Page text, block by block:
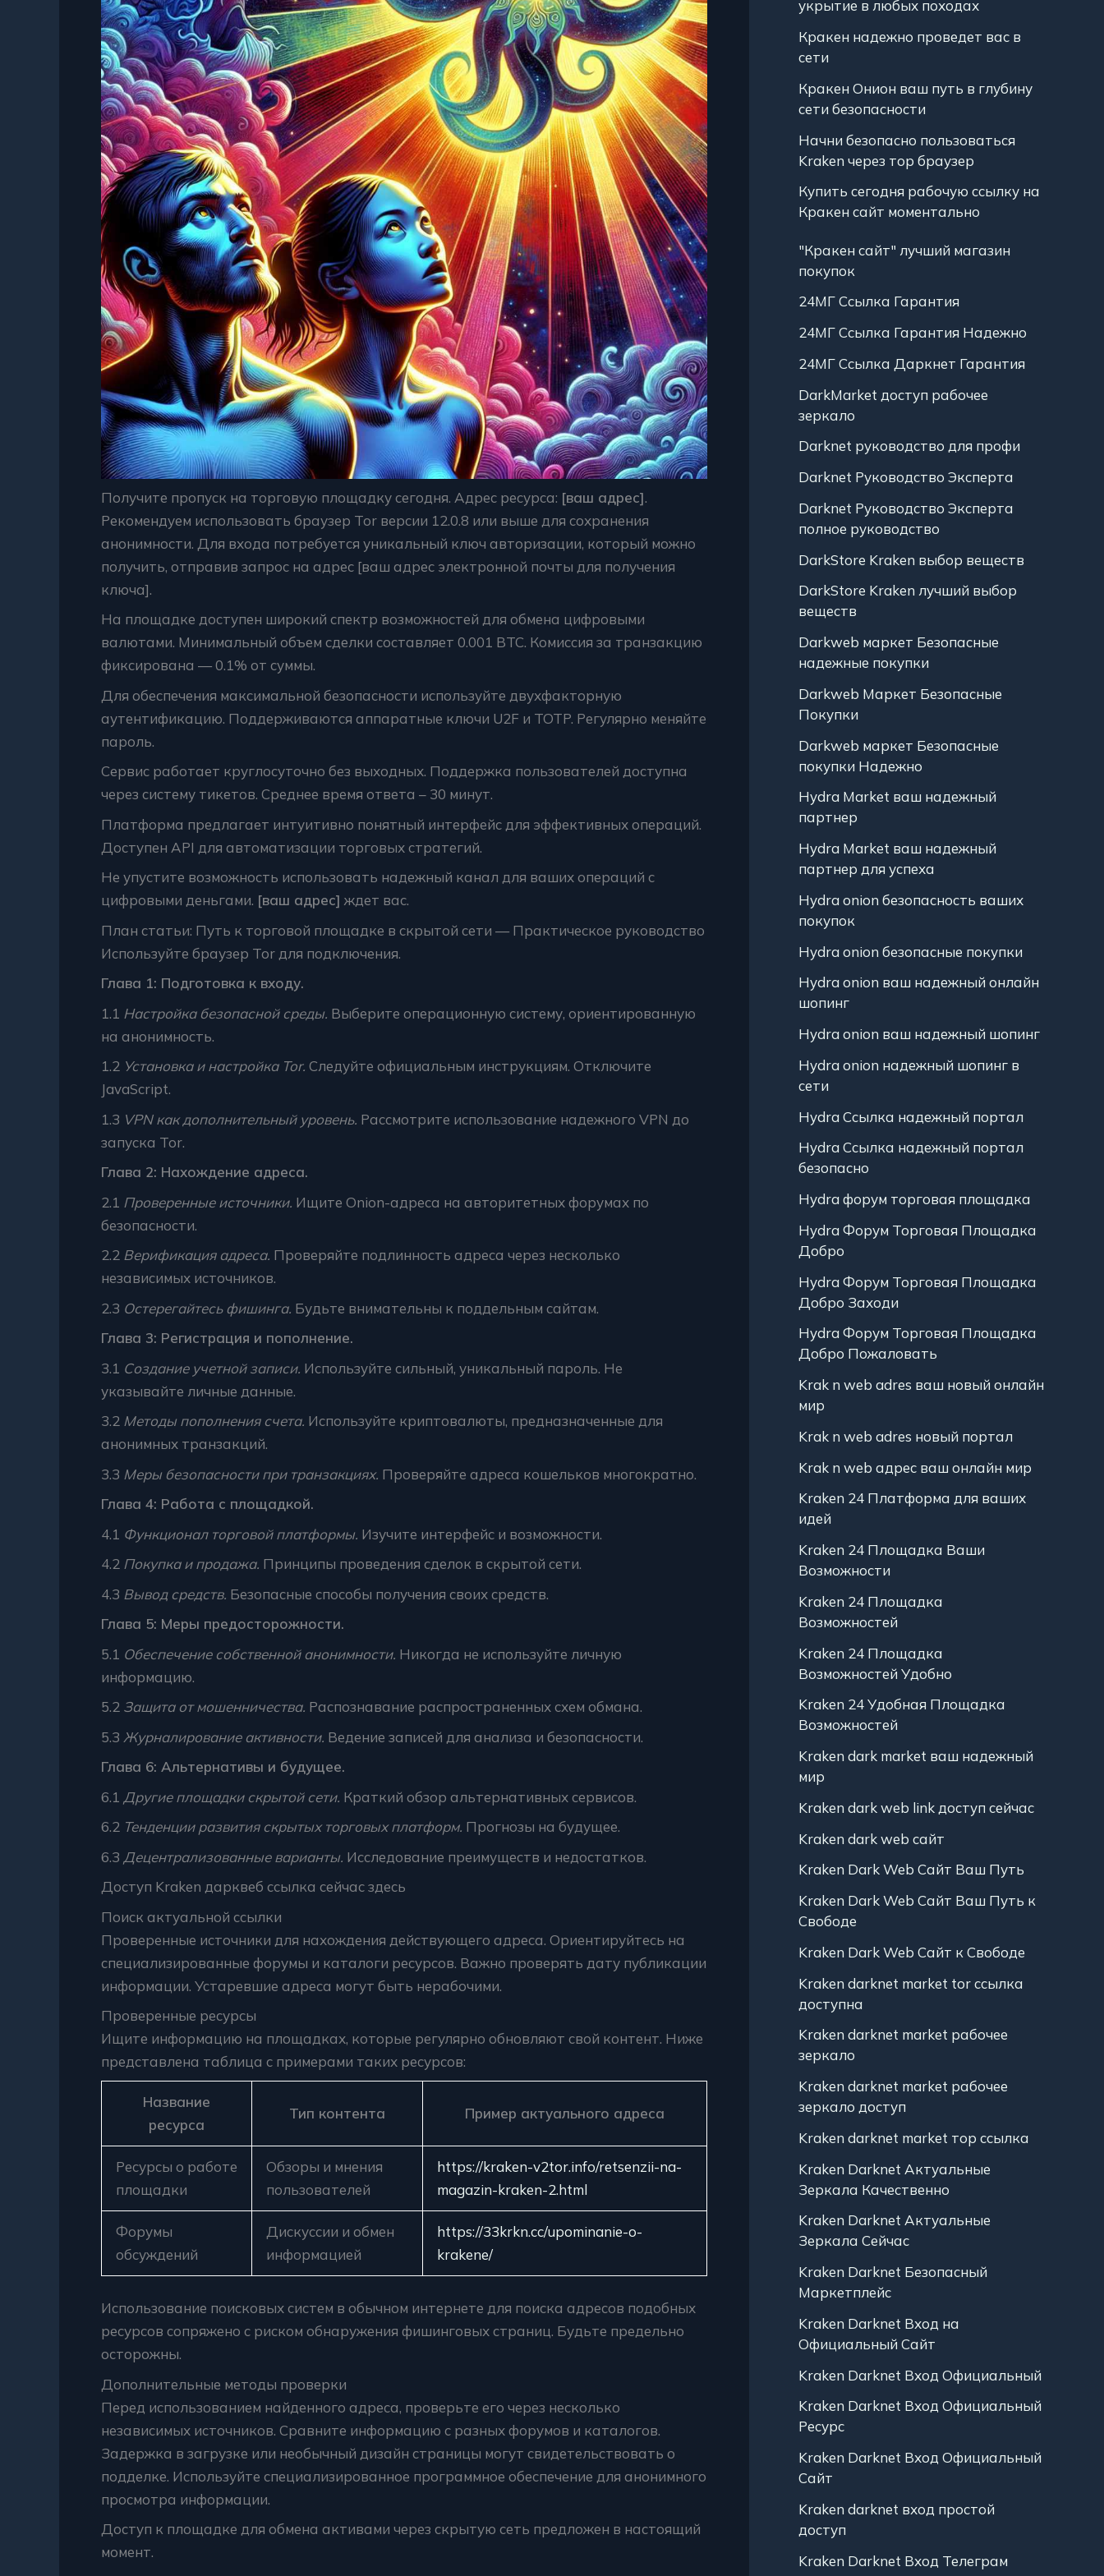
Получите пропуск на торговую площадку сегодня. Адрес ресурса: [ваш адрес].
Рекомендуем использовать браузер Tor версии 12.0.8 или выше для сохранения
анонимности. Для входа потребуется уникальный ключ авторизации, который можно
получить, отправив запрос на адрес [ваш адрес электронной почты для получения
ключа].
На площадке доступен широкий спектр возможностей для обмена цифровыми
валютами. Минимальный объем сделки составляет 0.001 BTC. Комиссия за транзакцию
фиксирована — 0.1% от суммы.
Для обеспечения максимальной безопасности используйте двухфакторную
аутентификацию. Поддерживаются аппаратные ключи U2F и TOTP. Регулярно меняйте
пароль.
Сервис работает круглосуточно без выходных. Поддержка пользователей доступна
через систему тикетов. Среднее время ответа – 30 минут.
Платформа предлагает интуитивно понятный интерфейс для эффективных операций.
Доступен API для автоматизации торговых стратегий.
Не упустите возможность использовать надежный канал для ваших операций с
цифровыми деньгами. [ваш адрес] ждет вас.
План статьи: Путь к торговой площадке в скрытой сети — Практическое руководство
Используйте браузер Tor для подключения.
Глава 1: Подготовка к входу.
1.1 Настройка безопасной среды. Выберите операционную систему, ориентированную
на анонимность.
1.2 Установка и настройка Tor. Следуйте официальным инструкциям. Отключите
JavaScript.
1.3 VPN как дополнительный уровень. Рассмотрите использование надежного VPN до
запуска Tor.
Глава 2: Нахождение адреса.
2.1 Проверенные источники. Ищите Onion-адреса на авторитетных форумах по
безопасности.
2.2 Верификация адреса. Проверяйте подлинность адреса через несколько
независимых источников.
2.3 Остерегайтесь фишинга. Будьте внимательны к поддельным сайтам.
Глава 3: Регистрация и пополнение.
3.1 Создание учетной записи. Используйте сильный, уникальный пароль. Не
указывайте личные данные.
3.2 Методы пополнения счета. Используйте криптовалюты, предназначенные для
анонимных транзакций.
3.3 Меры безопасности при транзакциях. Проверяйте адреса кошельков многократно.
Глава 4: Работа с площадкой.
4.1 Функционал торговой платформы. Изучите интерфейс и возможности.
4.2 Покупка и продажа. Принципы проведения сделок в скрытой сети.
4.3 Вывод средств. Безопасные способы получения своих средств.
Глава 5: Меры предосторожности.
5.1 Обеспечение собственной анонимности. Никогда не используйте личную
информацию.
5.2 Защита от мошенничества. Распознавание распространенных схем обмана.
5.3 Журналирование активности. Ведение записей для анализа и безопасности.
Глава 6: Альтернативы и будущее.
6.1 Другие площадки скрытой сети. Краткий обзор альтернативных сервисов.
6.2 Тенденции развития скрытых торговых платформ. Прогнозы на будущее.
6.3 Децентрализованные варианты. Исследование преимуществ и недостатков.
Доступ Kraken дарквеб ссылка сейчас здесь
Поиск актуальной ссылки
Проверенные источники для нахождения действующего адреса. Ориентируйтесь на
специализированные форумы и каталоги ресурсов. Важно проверять дату публикации
информации. Устаревшие адреса могут быть нерабочими.
Проверенные ресурсы
Ищите информацию на площадках, которые регулярно обновляют свой контент. Ниже
представлена таблица с примерами таких ресурсов:
Название
ресурса
Тип контента Пример актуального адреса
Ресурсы о работе
площадки
Обзоры и мнения
пользователей
https://kraken-v2tor.info/retsenzii-na-
magazin-kraken-2.html
Форумы
обсуждений
Дискуссии и обмен
информацией
https://33krkn.cc/upominanie-o-
krakene/
Использование поисковых систем в обычном интернете для поиска адресов подобных
ресурсов сопряжено с риском обнаружения фишинговых страниц. Будьте предельно
осторожны.
Дополнительные методы проверки
Перед использованием найденного адреса, проверьте его через несколько
независимых источников. Сравните информацию с разных форумов и каталогов.
Задержка в загрузке или необычный дизайн страницы могут свидетельствовать о
подделке. Используйте специализированное программное обеспечение для анонимного
просмотра информации.
Доступ к площадке для обмена активами через скрытую сеть предложен в настоящий
момент.
укрытие в любых походах
Кракен надежно проведет вас в
сети
Кракен Онион ваш путь в глубину
сети безопасности
Начни безопасно пользоваться
Kraken через тор браузер
Купить сегодня рабочую ссылку на
Кракен сайт моментально
"Кракен сайт" лучший магазин
покупок
24МГ Ссылка Гарантия
24МГ Ссылка Гарантия Надежно
24МГ Ссылка Даркнет Гарантия
DarkMarket доступ рабочее
зеркало
Darknet руководство для профи
Darknet Руководство Эксперта
Darknet Руководство Эксперта
полное руководство
DarkStore Kraken выбор веществ
DarkStore Kraken лучший выбор
веществ
Darkweb маркет Безопасные
надежные покупки
Darkweb Маркет Безопасные
Покупки
Darkweb маркет Безопасные
покупки Надежно
Hydra Market ваш надежный
партнер
Hydra Market ваш надежный
партнер для успеха
Hydra onion безопасность ваших
покупок
Hydra onion безопасные покупки
Hydra onion ваш надежный онлайн
шопинг
Hydra onion ваш надежный шопинг
Hydra onion надежный шопинг в
сети
Hydra Ссылка надежный портал
Hydra Ссылка надежный портал
безопасно
Hydra форум торговая площадка
Hydra Форум Торговая Площадка
Добро
Hydra Форум Торговая Площадка
Добро Заходи
Hydra Форум Торговая Площадка
Добро Пожаловать
Krak n web adres ваш новый онлайн
мир
Krak n web adres новый портал
Krak n web адрес ваш онлайн мир
Kraken 24 Платформа для ваших
идей
Kraken 24 Площадка Ваши
Возможности
Kraken 24 Площадка
Возможностей
Kraken 24 Площадка
Возможностей Удобно
Kraken 24 Удобная Площадка
Возможностей
Kraken dark market ваш надежный
мир
Kraken dark web link доступ сейчас
Kraken dark web сайт
Kraken Dark Web Сайт Ваш Путь
Kraken Dark Web Сайт Ваш Путь к
Свободе
Kraken Dark Web Сайт к Свободе
Kraken darknet market tor ссылка
доступна
Kraken darknet market рабочее
зеркало
Kraken darknet market рабочее
зеркало доступ
Kraken darknet market тор ссылка
Kraken Darknet Актуальные
Зеркала Качественно
Kraken Darknet Актуальные
Зеркала Сейчас
Kraken Darknet Безопасный
Маркетплейс
Kraken Darknet Вход на
Официальный Сайт
Kraken Darknet Вход Официальный
Kraken Darknet Вход Официальный
Ресурс
Kraken Darknet Вход Официальный
Сайт
Kraken darknet вход простой
доступ
Kraken Darknet Вход Телеграм